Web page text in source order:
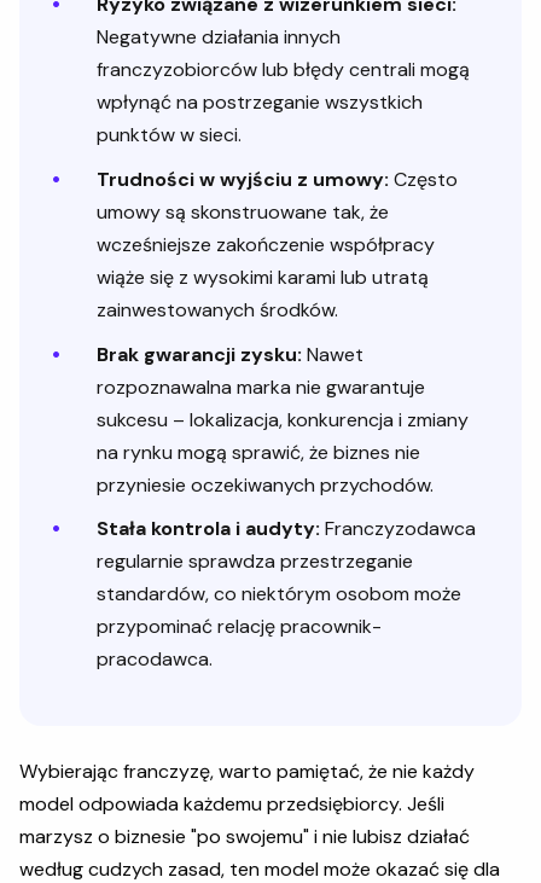
Negatywne działania innych
franczyzobiorców lub błędy centrali mogą
wpłynąć na postrzeganie wszystkich
punktów w sieci.
Trudności w wyjściu z umowy: Często
umowy są skonstruowane tak, że
wcześniejsze zakończenie współpracy
wiąże się z wysokimi karami lub utratą
zainwestowanych środków.
Brak gwarancji zysku: Nawet
rozpoznawalna marka nie gwarantuje
sukcesu – lokalizacja, konkurencja i zmiany
na rynku mogą sprawić, że biznes nie
przyniesie oczekiwanych przychodów.
Stała kontrola i audyty: Franczyzodawca
regularnie sprawdza przestrzeganie
standardów, co niektórym osobom może
przypominać relację pracownik-
pracodawca.
Wybierając franczyzę, warto pamiętać, że nie każdy
model odpowiada każdemu przedsiębiorcy. Jeśli
marzysz o biznesie "po swojemu" i nie lubisz działać
według cudzych zasad, ten model może okazać się dla